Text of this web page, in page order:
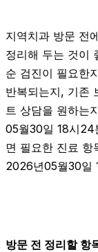
지역치과 방문 전
정리해 두는 것이
순 검진이 필요한
반복되는지, 기존
트 상담을 원하는
05월30일 18시24
면 필요한 진료 항
2026년05월30일
방문 전 정리할